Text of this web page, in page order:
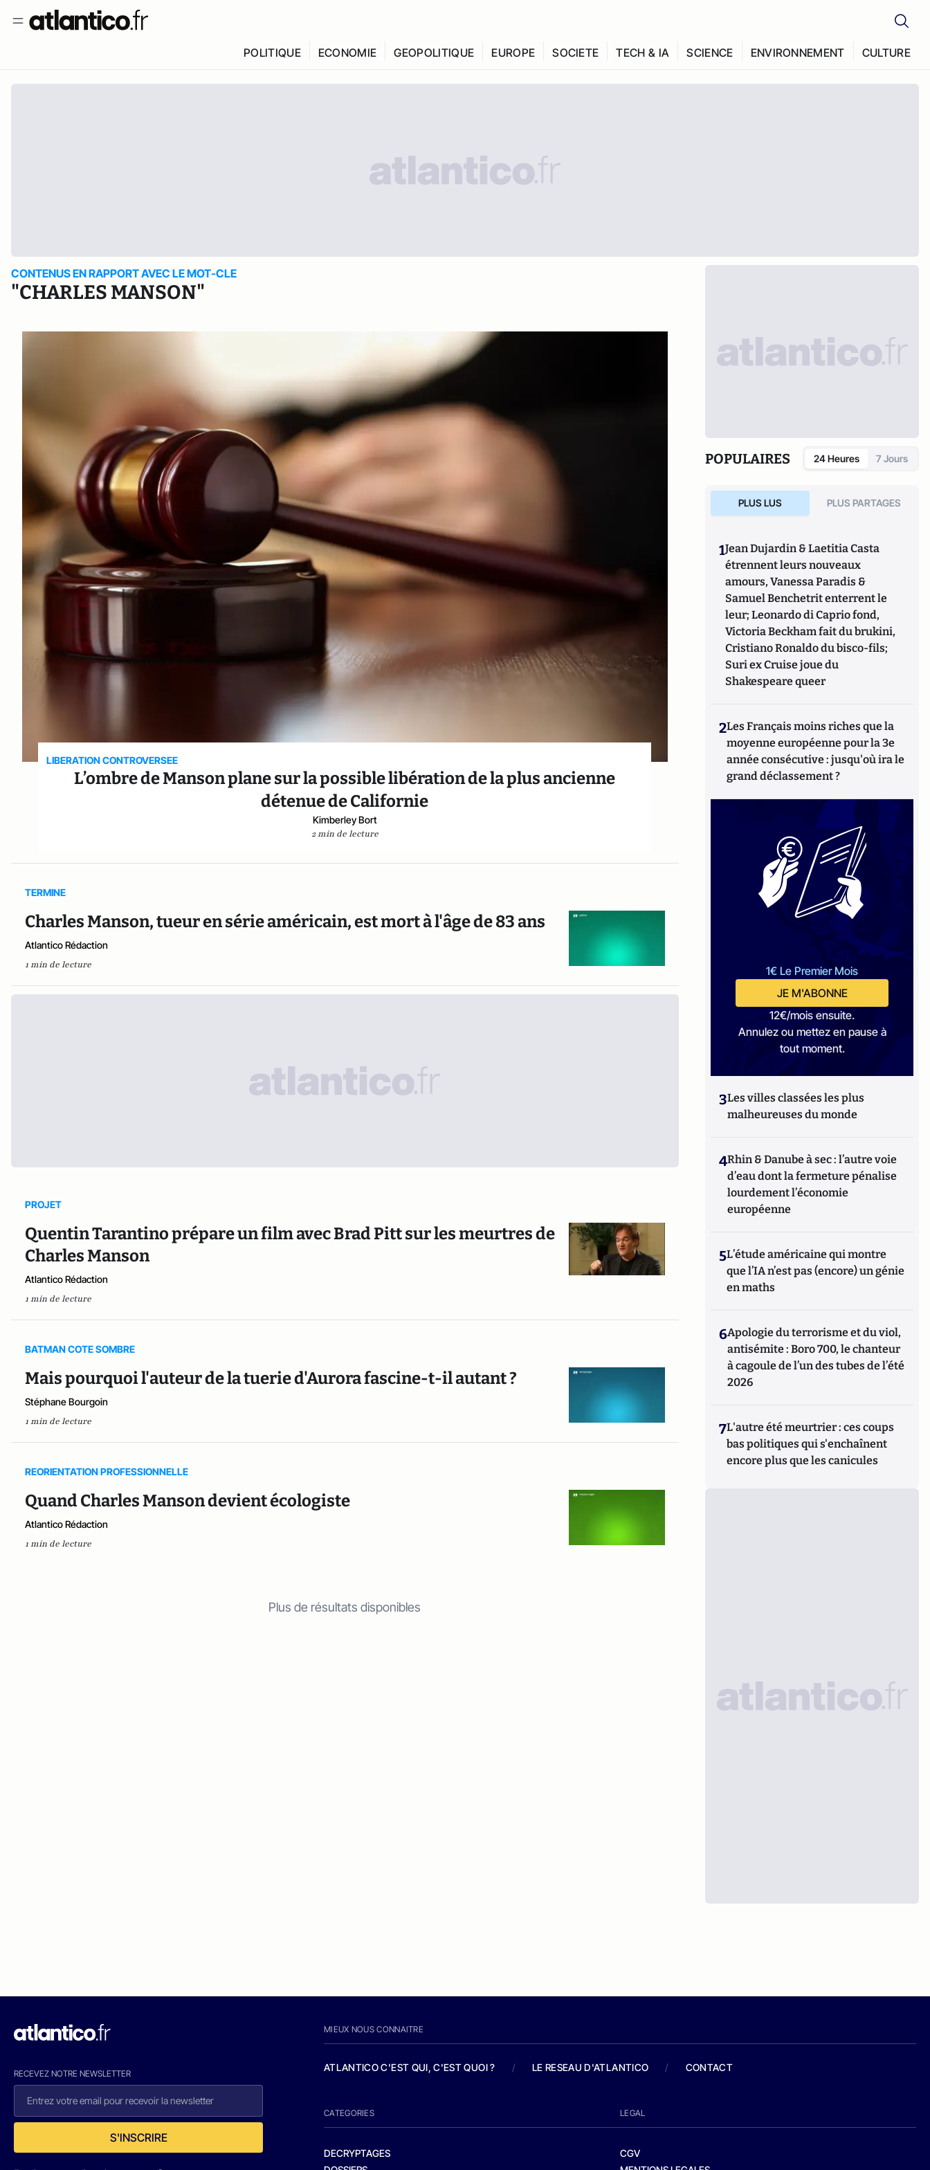
POLITIQUE ECONOMIE GEOPOLITIQUE EUROPE SOCIETE TECH & IA SCIENCE ENVIRONNEMENT CULTURE
CONTENUS EN RAPPORT AVEC LE MOT-CLE
"CHARLES MANSON"
LIBERATION CONTROVERSEE
L’ombre de Manson plane sur la possible libération de la plus ancienne
détenue de Californie
Kimberley Bort
2 min de lecture
TERMINE
Charles Manson, tueur en série américain, est mort à l'âge de 83 ans
Atlantico Rédaction
1 min de lecture
PROJET
Quentin Tarantino prépare un film avec Brad Pitt sur les meurtres de
Charles Manson
Atlantico Rédaction
1 min de lecture
BATMAN COTE SOMBRE
Mais pourquoi l'auteur de la tuerie d'Aurora fascine-t-il autant ?
Stéphane Bourgoin
1 min de lecture
REORIENTATION PROFESSIONNELLE
Quand Charles Manson devient écologiste
Atlantico Rédaction
1 min de lecture
Plus de résultats disponibles
POPULAIRES 24 Heures 7 Jours
PLUS LUS PLUS PARTAGES
1Jean Dujardin & Laetitia Casta
étrennent leurs nouveaux
amours, Vanessa Paradis &
Samuel Benchetrit enterrent le
leur; Leonardo di Caprio fond,
Victoria Beckham fait du brukini,
Cristiano Ronaldo du bisco-fils;
Suri ex Cruise joue du
Shakespeare queer
2Les Français moins riches que la
moyenne européenne pour la 3e
année consécutive : jusqu'où ira le
grand déclassement ?
1€ Le Premier Mois
JE M'ABONNE
12€/mois ensuite.
Annulez ou mettez en pause à
tout moment.
3Les villes classées les plus
malheureuses du monde
4Rhin & Danube à sec : l’autre voie
d’eau dont la fermeture pénalise
lourdement l’économie
européenne
5L’étude américaine qui montre
que l’IA n’est pas (encore) un génie
en maths
6Apologie du terrorisme et du viol,
antisémite : Boro 700, le chanteur
à cagoule de l’un des tubes de l’été
2026
7L'autre été meurtrier : ces coups
bas politiques qui s'enchaînent
encore plus que les canicules
RECEVEZ NOTRE NEWSLETTER
S'INSCRIRE
MIEUX NOUS CONNAITRE
ATLANTICO C'EST QUI, C'EST QUOI ? / LE RESEAU D'ATLANTICO / CONTACT
CATEGORIES
DECRYPTAGES
LEGAL
CGV